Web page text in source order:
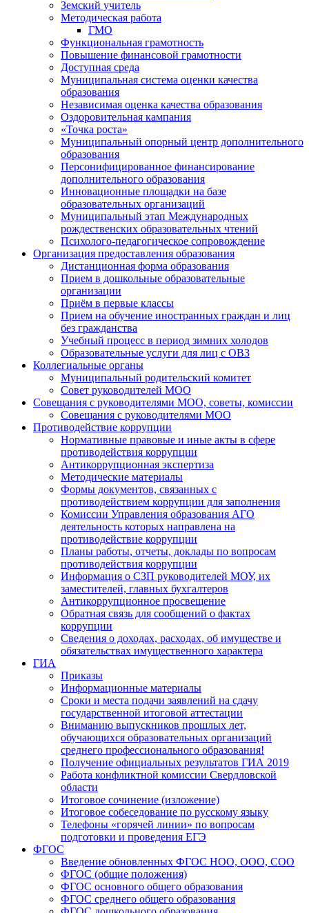
Земский учитель
Методическая работа
ГМО
Функциональная грамотность
Повышение финансовой грамотности
Доступная среда
Муниципальная система оценки качества
образования
Независимая оценка качества образования
Оздоровительная кампания
«Точка роста»
Муниципальный опорный центр дополнительного
образования
Персонифицированное финансирование
дополнительного образования
Инновационные площадки на базе
образовательных организаций
Муниципальный этап Международных
рождественских образовательных чтений
Психолого-педагогическое сопровождение
Организация предоставления образования
Дистанционная форма образования
Прием в дошкольные образовательные
организации
Приём в первые классы
Прием на обучение иностранных граждан и лиц
без гражданства
Учебный процесс в период зимних холодов
Образовательные услуги для лиц с ОВЗ
Коллегиальные органы
Муниципальный родительский комитет
Совет руководителей МОО
Совещания с руководителями МОО, советы, комиссии
Совещания с руководителями МОО
Противодействие коррупции
Нормативные правовые и иные акты в сфере
противодействия коррупции
Антикоррупционная экспертиза
Методические материалы
Формы документов, связанных с
противодействием коррупции для заполнения
Комиссии Управления образования АГО
деятельность которых направлена на
противодействие коррупции
Планы работы, отчеты, доклады по вопросам
противодействия коррупции
Информация о СЗП руководителей МОУ, их
заместителей, главных бухгалтеров
Антикоррупционное просвещение
Обратная связь для сообщений о фактах
коррупции
Сведения о доходах, расходах, об имуществе и
обязательствах имущественного характера
ГИА
Приказы
Информационные материалы
Сроки и места подачи заявлений на сдачу
государственной итоговой аттестации
Вниманию выпускников прошлых лет,
обучающихся образовательных организаций
среднего профессионального образования!
Получение официальных результатов ГИА 2019
Работа конфликтной комиссии Свердловской
области
Итоговое сочинение (изложение)
Итоговое собеседование по русскому языку
Телефоны «горячей линии» по вопросам
подготовки и проведения ЕГЭ
ФГОС
Введение обновленных ФГОС НОО, ООО, СОО
ФГОС (общие положения)
ФГОС основного общего образования
ФГОС среднего общего образования